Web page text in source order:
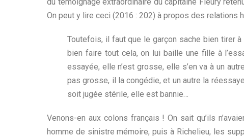
On peut y lire ceci (2016 : 202) à propos des relations
Toutefois, il faut que le garçon sache bien tirer
bien faire tout cela, on lui baille une fille à
essayée, elle n’est grosse, elle s’en va à un
pas grosse, il la congédie, et un autre la
soit jugée stérile, elle est bannie…
Venons-en aux colons français ! On sait qu’ils
homme de sinistre mémoire, puis à Richelieu, les